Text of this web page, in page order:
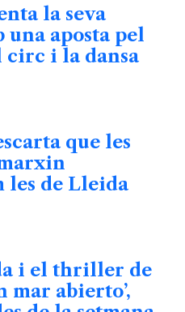
la seva
una aposta pel
circ i la dansa
que les
les de Lleida
i el thriller de
mar abierto’,